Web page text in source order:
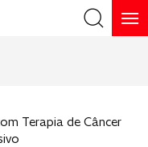
Terapia de Câncer